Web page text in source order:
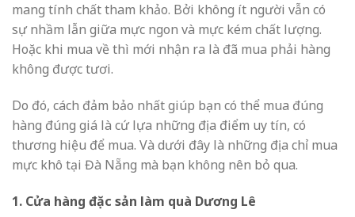
mang tính chất tham khảo. Bởi không ít người vẫn có
sự nhầm lẫn giữa mực ngon và mực kém chất lượng.
Hoặc khi mua về thì mới nhận ra là đã mua phải hàng
không được tươi.
Do đó, cách đảm bảo nhất giúp bạn có thể mua đúng
hàng đúng giá là cứ lựa những địa điểm uy tín, có
thương hiệu để mua. Và dưới đây là những địa chỉ mua
mực khô tại Đà Nẵng mà bạn không nên bỏ qua.
1. Cửa hàng đặc sản làm quà Dương Lê